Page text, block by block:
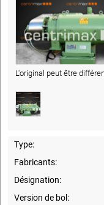
L'original peut être
Type:
Fabricants:
Désignation:
Version de bol: